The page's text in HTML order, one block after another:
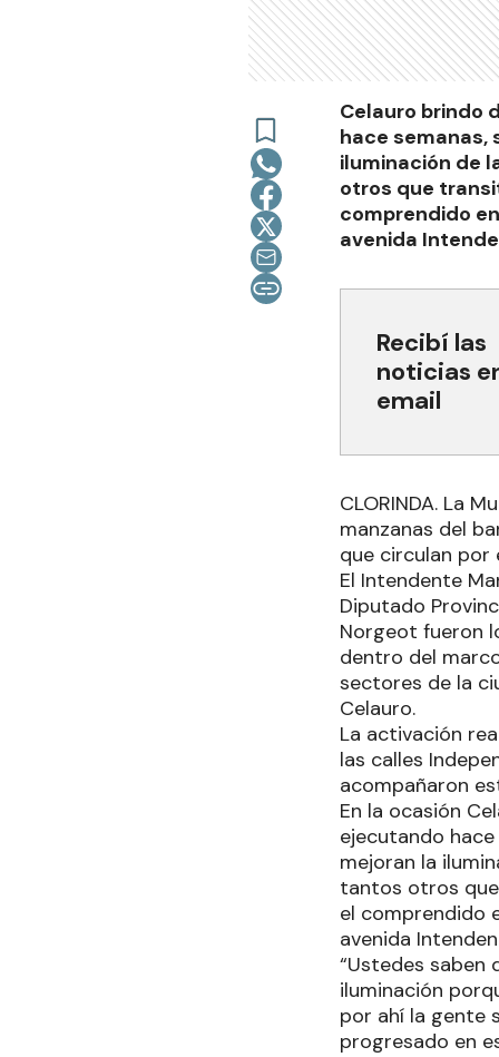
Celauro brindo
hace
iluminación de
otros que
comprendido
avenida
Recibí las
noticias
email
CLORINDA. La
manzanas del
que circulan por
El Intendente
Diputado
Norgeot fueron
dentro del
sectores de la
Celauro.
La activación
las calles
acompañaron
En la ocasión
ejecutando
mejoran la
tantos otros
el comprendido
avenida
“Ustedes
iluminación
por ahí la gente
progresado en